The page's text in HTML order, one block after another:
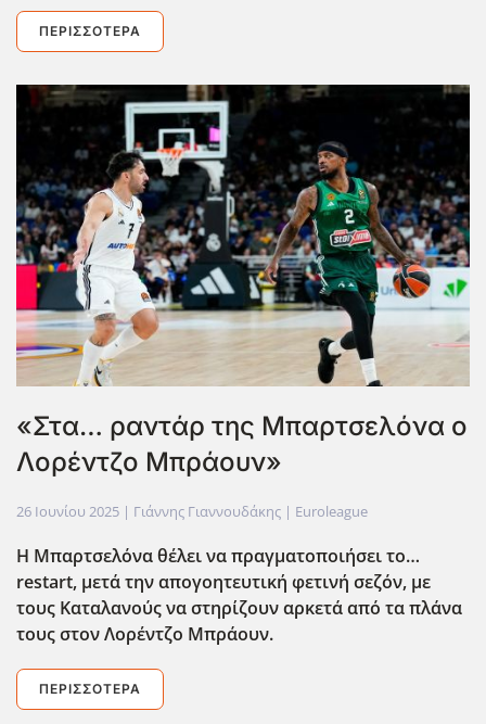
ΠΕΡΙΣΣΌΤΕΡΑ
«Στα… ραντάρ της Μπαρτσελόνα ο
Λορέντζο Μπράουν»
26 Ιουνίου 2025 | Γιάννης Γιαννουδάκης | Euroleague
Η Μπαρτσελόνα θέλει να πραγματοποιήσει το…
restart, μετά την απογοητευτική φετινή σεζόν, με
τους Καταλανούς να στηρίζουν αρκετά από τα πλάνα
τους στον Λορέντζο Μπράουν.
ΠΕΡΙΣΣΌΤΕΡΑ